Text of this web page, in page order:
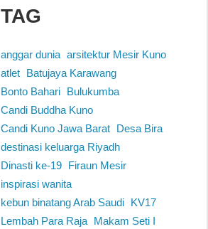
TAG
anggar dunia arsitektur Mesir Kuno
atlet
Batujaya Karawang
Bonto Bahari
Bulukumba
Candi Buddha Kuno
Candi Kuno Jawa Barat
Desa Bira
destinasi keluarga Riyadh
Dinasti ke-19
Firaun Mesir
inspirasi wanita
kebun binatang Arab Saudi
KV17
Lembah Para Raja
Makam Seti I